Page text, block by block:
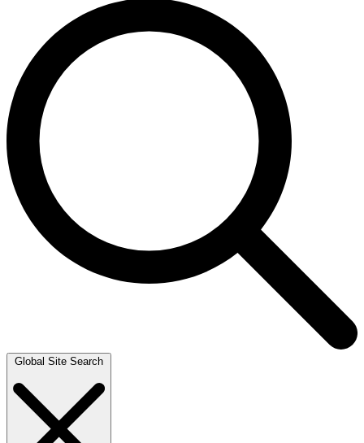
Global Site Search